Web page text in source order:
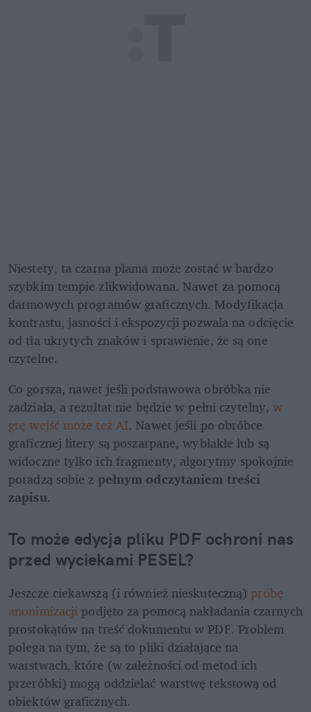
Niestety, ta czarna plama może zostać w bardzo
szybkim tempie zlikwidowana. Nawet za pomocą
darmowych programów graficznych. Modyfikacja
kontrastu, jasności i ekspozycji pozwala na odcięcie
od tła ukrytych znaków i sprawienie, że są one
czytelne.
Co gorsza, nawet jeśli podstawowa obróbka nie
zadziała, a rezultat nie będzie w pełni czytelny, w
grę wejść może też AI. Nawet jeśli po obróbce
graficznej litery są poszarpane, wyblakłe lub są
widoczne tylko ich fragmenty, algorytmy spokojnie
poradzą sobie z pełnym odczytaniem treści
zapisu.
To może edycja pliku PDF ochroni nas
przed wyciekami PESEL?
Jeszcze ciekawszą (i również nieskuteczną) próbę
anonimizacji podjęto za pomocą nakładania czarnych
prostokątów na treść dokumentu w PDF. Problem
polega na tym, że są to pliki działające na
warstwach, które (w zależności od metod ich
przeróbki) mogą oddzielać warstwę tekstową od
obiektów graficznych.